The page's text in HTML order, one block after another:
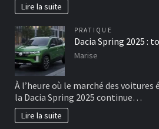
Lire la suite
PRATIQUE
Dacia Spring 2025 :
Marise
À l’heure où le marché des voitures
la Dacia Spring 2025 continue…
Lire la suite